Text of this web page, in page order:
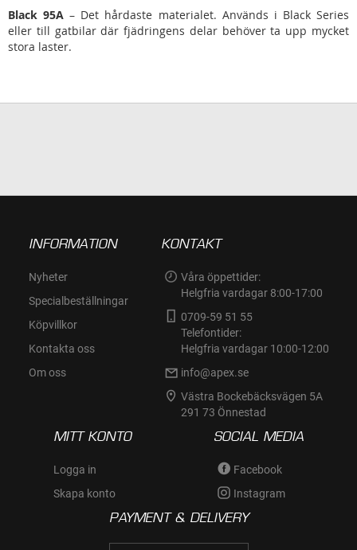
Black 95A – Det hårdaste materialet. Används i Black Series
eller till gatbilar där fjädringens delar behöver ta upp mycket
stora laster.
INFORMATION
Nyheter
Specialbeställningar
Köpvillkor
Kontakta oss
Om oss
KONTAKT
Våra öppettider:
Helgfria vardagar 8:00-17:00
0709-59 51 55
Telefontider:
Helgfria vardagar 10:00-12:00
info@apex.se
Västra Bockebäcksvägen 5A
291 73 Önnestad
MITT KONTO
Logga in
Skapa konto
SOCIAL MEDIA
Facebook
Instagram
PAYMENT & DELIVERY